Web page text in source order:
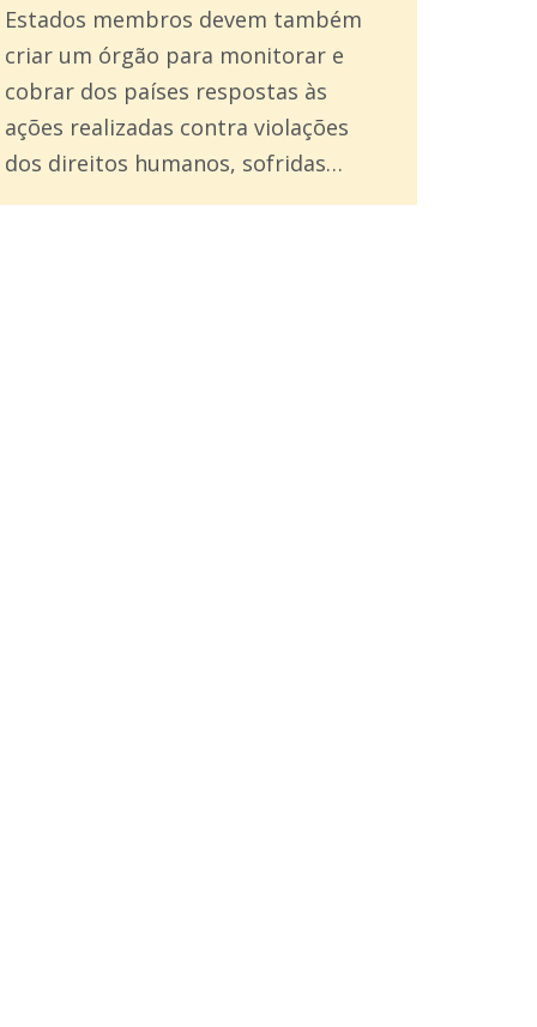
Estados membros devem também
criar um órgão para monitorar e
cobrar dos países respostas às
ações realizadas contra violações
dos direitos humanos, sofridas…